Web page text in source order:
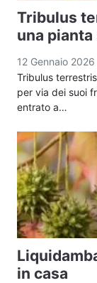
Tribulus
una
12 Gennaio 2026
Tribulus
per via dei suoi
entrato a…
in casa